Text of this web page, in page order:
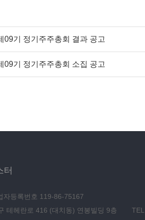
09기 정기주주총회 결과 공고
09기 정기주주총회 소집 공고
터
자등록번호 119-86-75167
테헤란로 416 (대치동) 연봉빌딩 9층